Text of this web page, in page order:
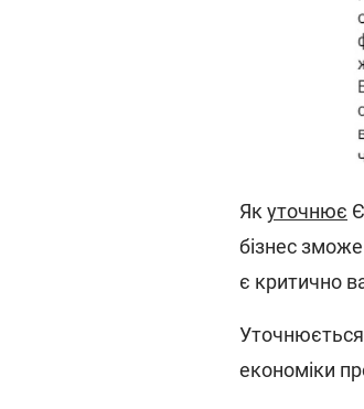
Як уточнює
бізнес
є критично
економіки